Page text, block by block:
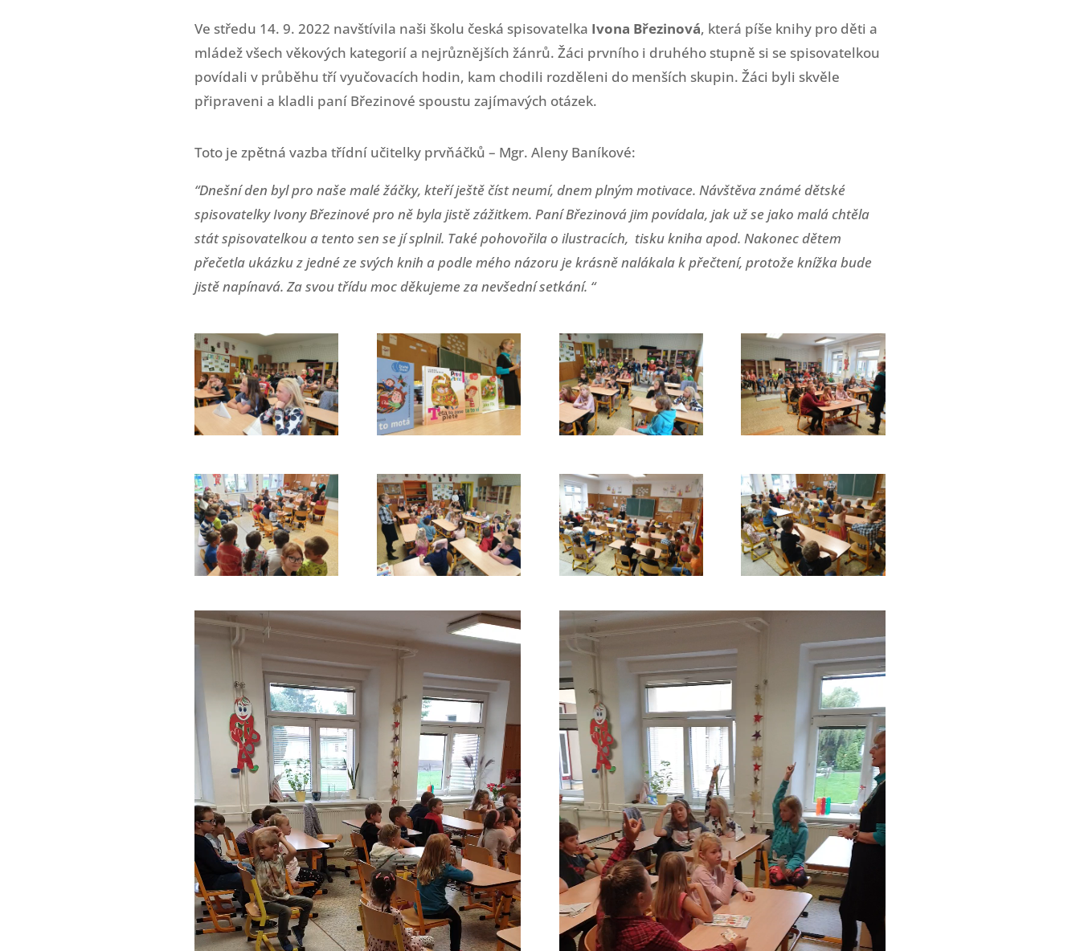
Ve středu 14. 9. 2022 navštívila naši školu česká spisovatelka Ivona Březinová, která píše knihy pro děti a
mládež všech věkových kategorií a nejrůznějších žánrů. Žáci prvního i druhého stupně si se spisovatelkou
povídali v průběhu tří vyučovacích hodin, kam chodili rozděleni do menších skupin. Žáci byli skvěle
připraveni a kladli paní Březinové spoustu zajímavých otázek.
Toto je zpětná vazba třídní učitelky prvňáčků – Mgr. Aleny Baníkové:
“Dnešní den byl pro naše malé žáčky, kteří ještě číst neumí, dnem plným motivace. Návštěva známé dětské
spisovatelky Ivony Březinové pro ně byla jistě zážitkem. Paní Březinová jim povídala, jak už se jako malá chtěla
stát spisovatelkou a tento sen se jí splnil. Také pohovořila o ilustracích, tisku kniha apod. Nakonec dětem
přečetla ukázku z jedné ze svých knih a podle mého názoru je krásně nalákala k přečtení, protože knížka bude
jistě napínavá. Za svou třídu moc děkujeme za nevšední setkání. “